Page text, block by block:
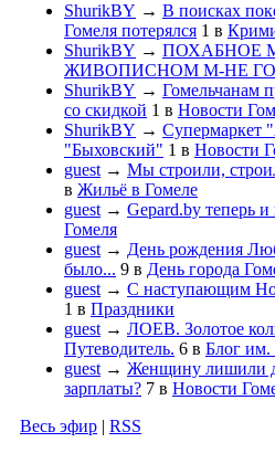
ShurikBY → В поисках
Гомеля потерялся 1 в
ShurikBY → ПОХАБНОЕ
ЖИВОПИСНОМ М-НЕ
ShurikBY → Гомельчанам
со скидкой 1 в Новости
ShurikBY → Супермаркет
"Быховский" 1 в Новости
guest→ Мы строили,
в Жильё в Гомеле
guest→ Gepard.by теперь и
Гомеля
guest→ День рождения
было... 9 в День города
guest→ С наступающим
1 в Праздники
guest→ ЛОЕВ. Золотое
Путеводитель. 6 в Блог им.
guest→ Женщину лишили
зарплаты? 7 в Новости
Весь эфир | RSS